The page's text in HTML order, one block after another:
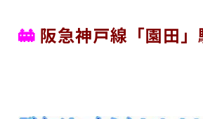
🚋 阪急神戸線「園田